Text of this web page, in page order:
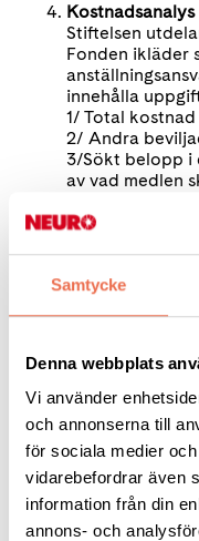
Samtycke
Denna webbplats
Vi använder
och annonserna till
för sociala medier
vidarebefordrar även
information från din
annons- och
Kostnadsanalys
Stiftelsen
Fonden ikläder
innehålla
1/ Total
2/ Andra
3/Sökt belopp i
av vad medlen
tagas till
CVhögst 2 sidor
inkluderas,
Reviews och
artiklar som
ska detta anges
”Bursie’s
Rapportvid